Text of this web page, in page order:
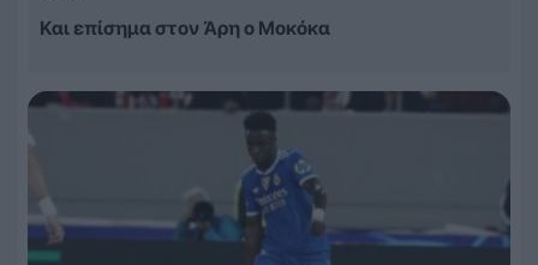
Και επίσημα στον Άρη ο Μοκόκα